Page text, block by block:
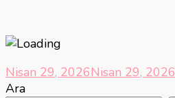
Nisan 29, 2026Nisan 29, 2026
Ara